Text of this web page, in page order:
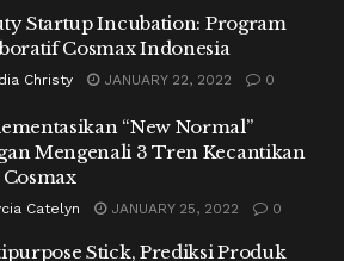
Startup Incubation: Program
Cosmax Indonesia
Christy JANUARY 22, 2022 0
“New Normal”
Mengenali 3 Tren Kecantikan
Catelyn JANUARY 25, 2022 0
Stick, Prediksi Produk